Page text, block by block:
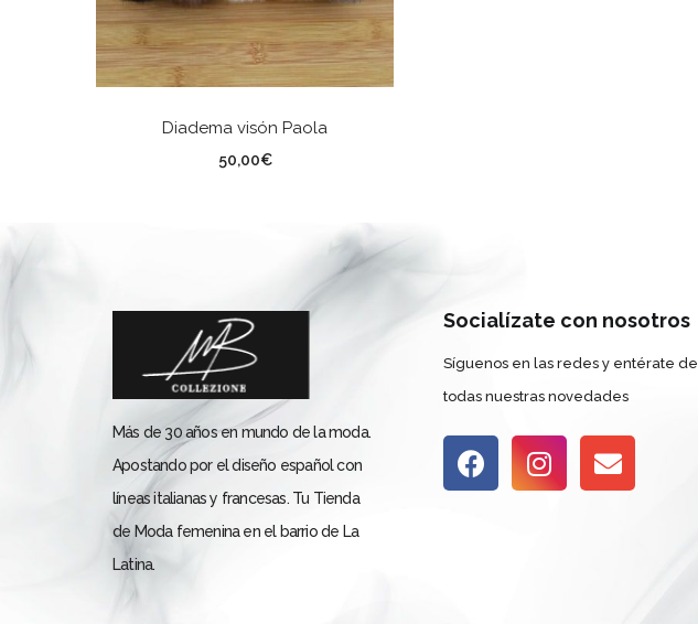
Diadema visón Paola
50,00€
Más de 30 años en mundo de la moda.
Apostando por el diseño español con
líneas italianas y francesas. Tu Tienda
de Moda femenina en el barrio de La
Latina.
Socialízate con nosotros
Síguenos en las redes y entérate de
todas nuestras novedades